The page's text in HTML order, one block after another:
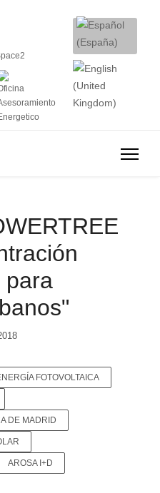
para
FOTOVOLTAICA
DE MADRID
AROSA I+D